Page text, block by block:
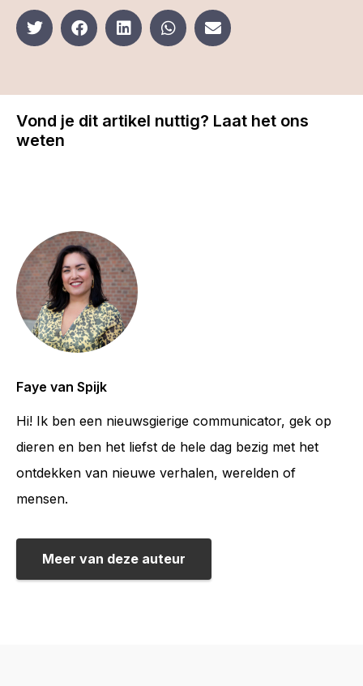
Vond je dit artikel nuttig? Laat het ons
weten
Faye van Spijk
Hi! Ik ben een nieuwsgierige communicator, gek op
dieren en ben het liefst de hele dag bezig met het
ontdekken van nieuwe verhalen, werelden of
mensen.
Meer van deze auteur